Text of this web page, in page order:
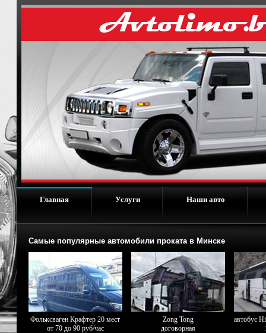
Главная Услуги Наши авто
Самые популярные автомобили проката в Минске
Фольксваген Крафтер 20 мест
от 70 до 90 руб/час
Zong Tong
договорная
автобус